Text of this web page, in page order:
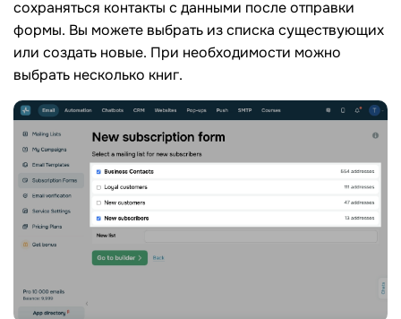
сохраняться контакты с данными после отправки
формы. Вы можете выбрать из списка существующих
или создать новые. При необходимости можно
выбрать несколько книг.